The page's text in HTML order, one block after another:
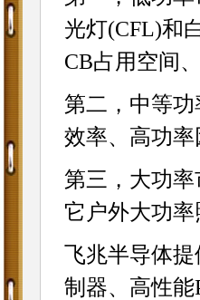
光灯(CFL)和
CB占用空间
第二，中等功
效率、高功率
第三，大功
它户外大功
飞兆半导体提
制器、高性